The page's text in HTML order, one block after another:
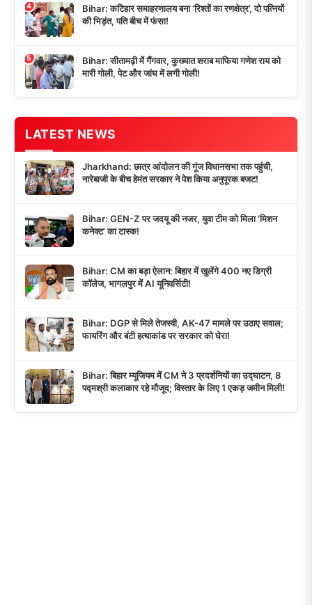
4
Bihar: कटिहार समाहरणालय बना ‘रिश्तों का रणक्षेत्र’, दो पत्नियों
की भिड़ंत, पति बीच में फंसा!
5
Bihar: सीतामढ़ी में गैंगवार, कुख्यात शराब माफिया गणेश राय को
मारी गोली, पेट और जांघ में लगी गोली!
LATEST NEWS
Jharkhand: छात्र आंदोलन की गूंज विधानसभा तक पहुंची,
नारेबाजी के बीच हेमंत सरकार ने पेश किया अनुपूरक बजट!
Bihar: GEN-Z पर जदयू की नजर, युवा टीम को मिला ‘मिशन
कनेक्ट’ का टास्क!
Bihar: CM का बड़ा ऐलान: बिहार में खुलेंगे 400 नए डिग्री
कॉलेज, भागलपुर में AI यूनिवर्सिटी!
Bihar: DGP से मिले तेजस्वी, AK-47 मामले पर उठाए सवाल;
फायरिंग और बंटी हत्याकांड पर सरकार को घेरा!
Bihar: बिहार म्यूजियम में CM ने 3 प्रदर्शनियों का उद्घाटन, 8
पद्मश्री कलाकार रहे मौजूद; विस्तार के लिए 1 एकड़ जमीन मिली!